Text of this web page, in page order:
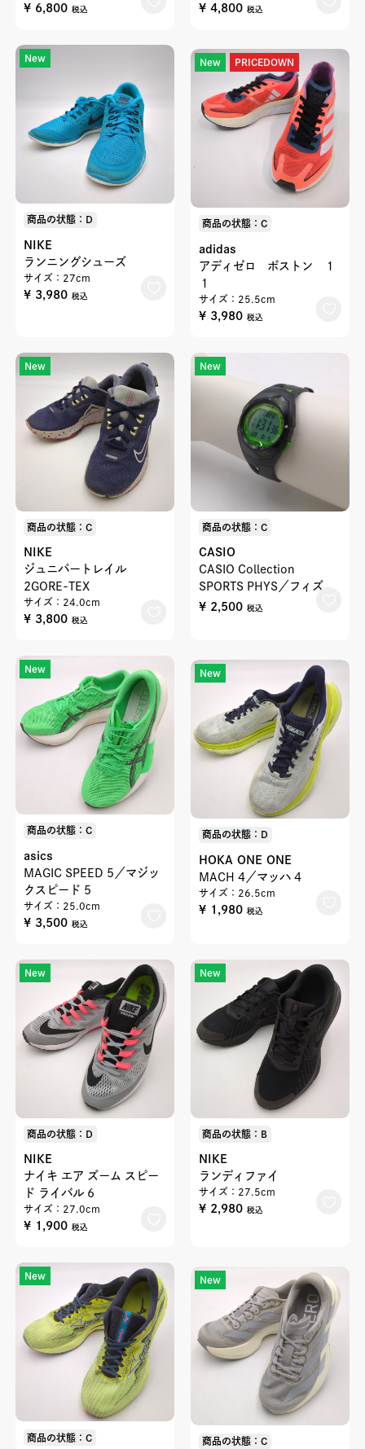
¥ 6,800 税込 ¥ 4,800 税込
New
商品の状態：D
NIKE
ランニングシューズ
サイズ：27cm
¥ 3,980 税込
New PRICEDOWN
商品の状態：C
adidas
アディゼロ ボストン １
１
サイズ：25.5cm
¥ 3,980 税込
New
商品の状態：C
NIKE
ジュニパートレイル
2GORE-TEX
サイズ：24.0cm
¥ 3,800 税込
New
商品の状態：C
CASIO
CASIO Collection
SPORTS PHYS／フィズ
¥ 2,500 税込
New
商品の状態：C
asics
MAGIC SPEED 5／マジッ
クスピード 5
サイズ：25.0cm
¥ 3,500 税込
New
商品の状態：D
HOKA ONE ONE
MACH 4／マッハ 4
サイズ：26.5cm
¥ 1,980 税込
New
商品の状態：D
NIKE
ナイキ エア ズーム スピー
ド ライバル 6
サイズ：27.0cm
¥ 1,900 税込
New
商品の状態：B
NIKE
ランディファイ
サイズ：27.5cm
¥ 2,980 税込
New
商品の状態：C
New
商品の状態：C